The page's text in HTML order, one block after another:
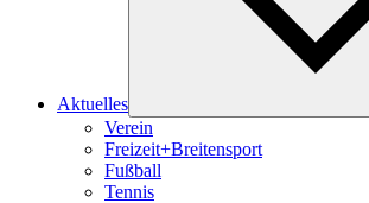
Aktuelles
Verein
Freizeit+Breitensport
Fußball
Tennis